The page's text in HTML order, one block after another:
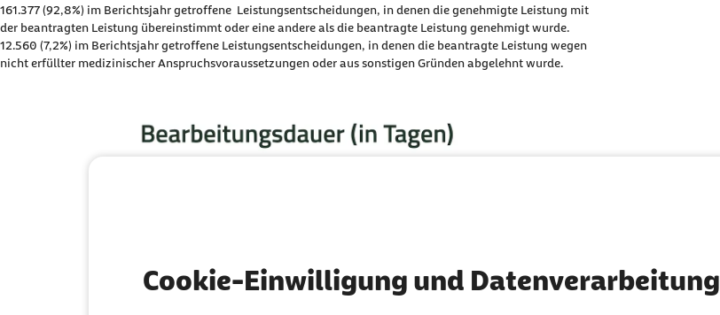
Cookie-Einwilligung und Datenverarbeitung
161.377 (92,8%) im Berichtsjahr getroffene Leistungsentscheidungen, in denen die genehmigte Leistung mit
der beantragten Leistung übereinstimmt oder eine andere als die beantragte Leistung genehmigt wurde.
12.560 (7,2%) im Berichtsjahr getroffene Leistungsentscheidungen, in denen die beantragte Leistung wegen
nicht erfüllter medizinischer Anspruchsvoraussetzungen oder aus sonstigen Gründen abgelehnt wurde.